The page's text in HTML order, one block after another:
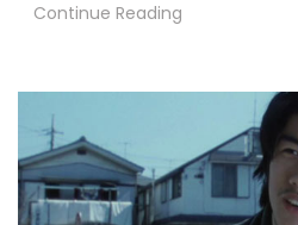
Continue Reading